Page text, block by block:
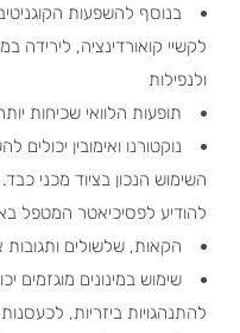
בנוסף להשפעות
לקשיי קואורדינציה, לירידה
ולנפילות
תופעות הלוואי שכיחות
נוקטורנו ואימובין
השימוש הנכון בציוד מכני
להודיע לפסיכיאטר המטפל
הקאות, שלשולים ותגובות
שימוש במינונים מוגזמים
להתנהגויות ביזריות,